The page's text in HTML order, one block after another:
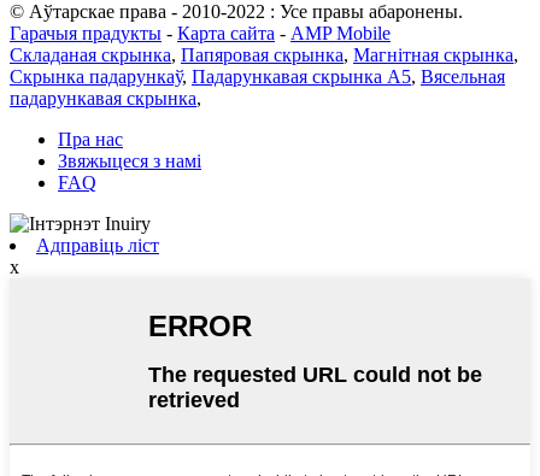
© Аўтарскае права - 2010-2022 : Усе правы абаронены.
Гарачыя прадукты - Карта сайта - AMP Mobile
Складаная скрынка, Папяровая скрынка, Магнітная скрынка,
Скрынка падарункаў, Падарункавая скрынка А5, Вясельная
падарункавая скрынка,
Пра нас
Звяжыцеся з намі
FAQ
Адправіць ліст
x